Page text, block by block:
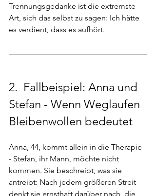
Trennungsgedanke ist die extremste
Art, sich das selbst zu sagen: Ich hätte
es verdient, dass es aufhört.
2. Fallbeispiel: Anna und
Stefan - Wenn Weglaufen
Bleibenwollen bedeutet
Anna, 44, kommt allein in die Therapie
- Stefan, ihr Mann, möchte nicht
kommen. Sie beschreibt, was sie
antreibt: Nach jedem größeren Streit
denkt sie ernsthaft darüber nach, die